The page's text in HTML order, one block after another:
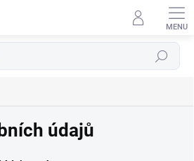
Hledat
údajů